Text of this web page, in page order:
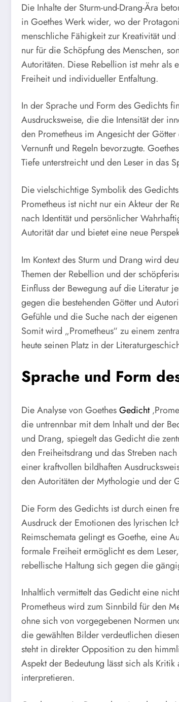
Die Inhalte der Sturm-und-Drang-Ära
in Goethes Werk wider, wo der
menschliche Fähigkeit zur Kreativität
nur für die Schöpfung des Menschen,
Autoritäten. Diese Rebellion ist mehr
Freiheit und individueller Entfaltung.
In der Sprache und Form des Gedichts
Ausdrucksweise, die die Intensität der
den Prometheus im Angesicht der
Vernunft und Regeln bevorzugte.
Tiefe unterstreicht und den Leser in das
Die vielschichtige Symbolik des
Prometheus ist nicht nur ein Akteur der
nach Identität und persönlicher
Autorität dar und bietet eine neue
Im Kontext des Sturm und Drang wird
Themen der Rebellion und der
Einfluss der Bewegung auf die Literatur
gegen die bestehenden Götter und
Gefühle und die Suche nach der
Somit wird „Prometheus“ zu einem
heute seinen Platz in der
Sprache und Form
Die Analyse von GoethesGedicht
die untrennbar mit dem Inhalt und der
und Drang, spiegelt das Gedicht die
den Freiheitsdrang und das Streben
einer kraftvollen bildhaften
den Autoritäten der Mythologie und der
Die Form des Gedichts ist durch einen
Ausdruck der Emotionen des lyrischen
Reimschemata gelingt es Goethe, eine
formale Freiheit ermöglicht es dem
rebellische Haltung sich gegen die
Inhaltlich vermittelt das Gedicht eine
Prometheus wird zum Sinnbild für den
ohne sich von vorgegebenen Normen
die gewählten Bilder verdeutlichen
steht in direkter Opposition zu den
Aspekt der Bedeutung lässt sich als
interpretieren.